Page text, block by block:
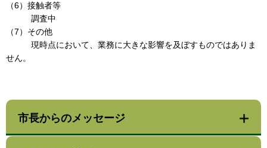
（6）接触者等
調査中
（7）その他
現時点において、業務に大きな影響を及ぼすものではありま
せん。
市長からのメッセージ